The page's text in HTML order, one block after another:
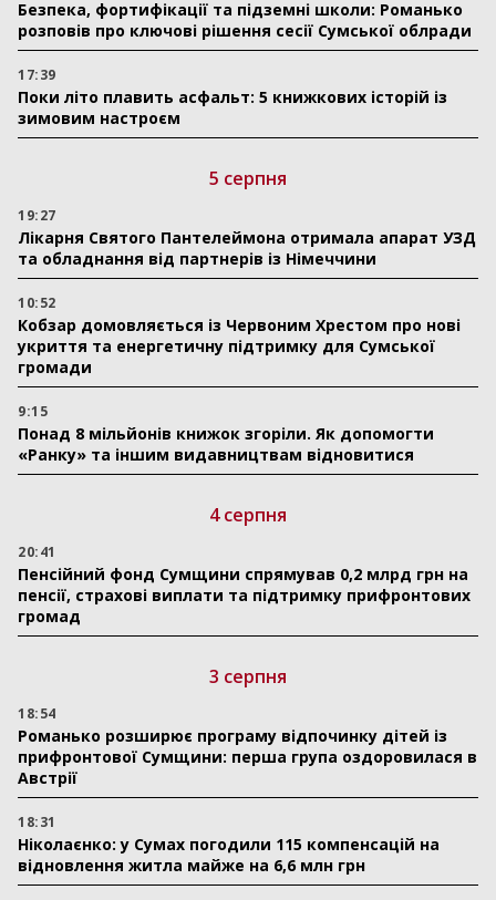
Безпека, фортифікації та підземні школи: Романько
розповів про ключові рішення сесії Сумської облради
17:39
Поки літо плавить асфальт: 5 книжкових історій із
зимовим настроєм
5 серпня
19:27
Лікарня Святого Пантелеймона отримала апарат УЗД
та обладнання від партнерів із Німеччини
10:52
Кобзар домовляється із Червоним Хрестом про нові
укриття та енергетичну підтримку для Сумської
громади
9:15
Понад 8 мільйонів книжок згоріли. Як допомогти
«Ранку» та іншим видавництвам відновитися
4 серпня
20:41
Пенсійний фонд Сумщини спрямував 0,2 млрд грн на
пенсії, страхові виплати та підтримку прифронтових
громад
3 серпня
18:54
Романько розширює програму відпочинку дітей із
прифронтової Сумщини: перша група оздоровилася в
Австрії
18:31
Ніколаєнко: у Сумах погодили 115 компенсацій на
відновлення житла майже на 6,6 млн грн